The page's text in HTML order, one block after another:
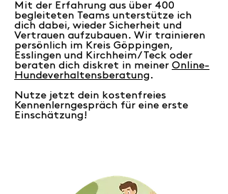
Mit der Erfahrung aus über 400
begleiteten Teams unterstütze ich
dich dabei, wieder Sicherheit und
Vertrauen aufzubauen. Wir trainieren
persönlich im Kreis Göppingen,
Esslingen und Kirchheim/Teck oder
beraten dich diskret in meiner Online-
Hundeverhaltensberatung.
Nutze jetzt dein kostenfreies
Kennenlerngespräch für eine erste
Einschätzung!